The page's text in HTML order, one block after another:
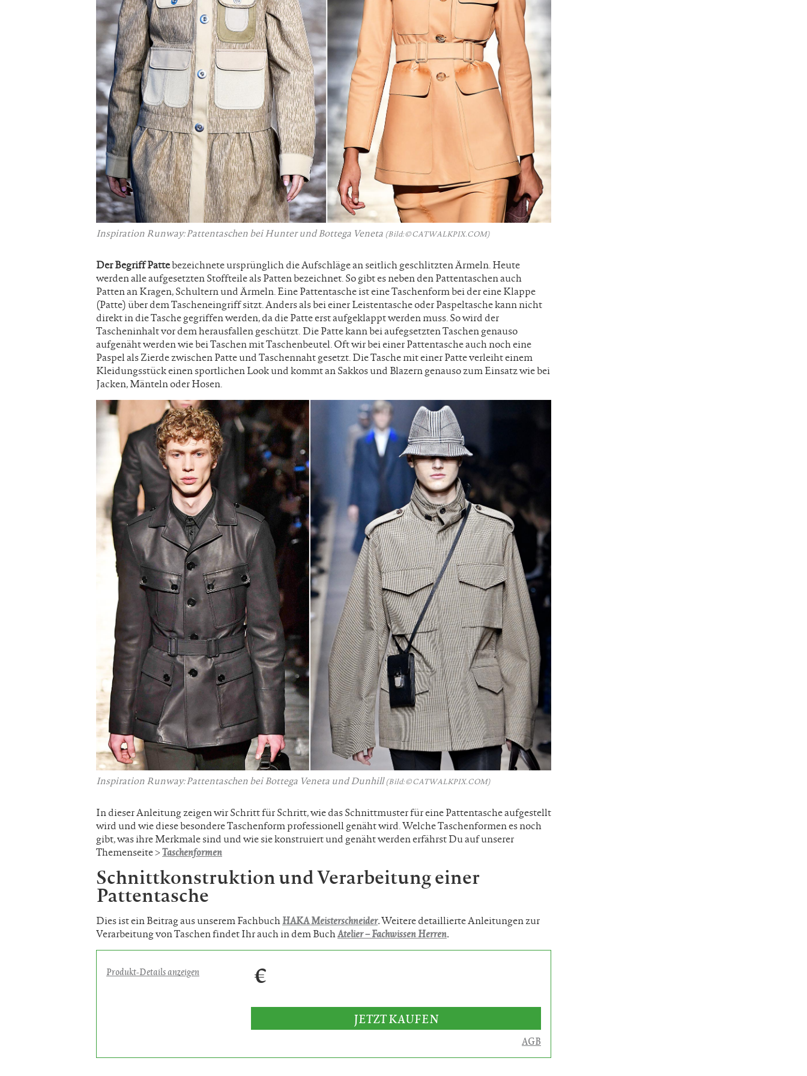
Inspiration Runway: Pattentaschen bei Hunter und Bottega Veneta (Bild: © CATWALKPIX.COM)
Der Begriff Pattebezeichnete ursprünglich die Aufschläge an seitlich geschlitzten Ärmeln. Heute
werden alle aufgesetzten Stoffteile als Patten bezeichnet. So gibt es neben den Pattentaschen auch
Patten an Kragen, Schultern und Ärmeln. Eine Pattentasche ist eine Taschenform bei der eine Klappe
(Patte) über dem Tascheneingriff sitzt. Anders als bei einer Leistentasche oder Paspeltasche kann nicht
direkt in die Tasche gegriffen werden, da die Patte erst aufgeklappt werden muss. So wird der
Tascheninhalt vor dem herausfallen geschützt. Die Patte kann bei aufegsetzten Taschen genauso
aufgenäht werden wie bei Taschen mit Taschenbeutel. Oft wir bei einer Pattentasche auch noch eine
Paspel als Zierde zwischen Patte und Taschennaht gesetzt. Die Tasche mit einer Patte verleiht einem
Kleidungsstück einen sportlichen Look und kommt an Sakkos und Blazern genauso zum Einsatz wie bei
Jacken, Mänteln oder Hosen.
Inspiration Runway: Pattentaschen bei Bottega Veneta und Dunhill (Bild: © CATWALKPIX.COM)
In dieser Anleitung zeigen wir Schritt für Schritt, wie das Schnittmuster für eine Pattentasche aufgestellt
wird und wie diese besondere Taschenform professionell genäht wird. Welche Taschenformen es noch
gibt, was ihre Merkmale sind und wie sie konstruiert und genäht werden erfährst Du auf unserer
Themenseite >Taschenformen
Schnittkonstruktion und Verarbeitung einer
Pattentasche
Dies ist ein Beitrag aus unserem FachbuchHAKA Meisterschneider.Weitere detaillierte Anleitungen zur
Verarbeitung von Taschen findet Ihr auch in dem BuchAtelier – Fachwissen Herren.
Produkt-Details anzeigen €
JETZT KAUFEN
AGB